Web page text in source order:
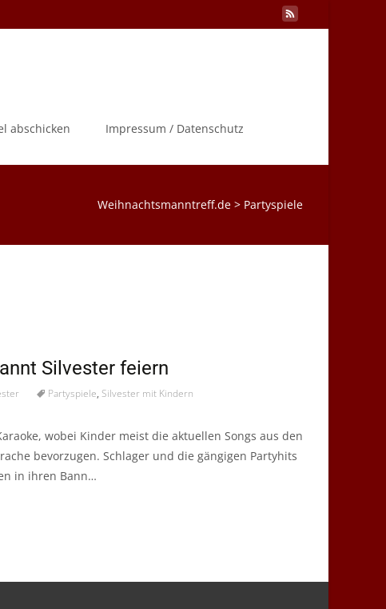
abschicken Impressum / Datenschutz
Weihnachtsmanntreff.de > Partyspiele
Silvester feiern
Partyspiele, Silvester mit Kindern
wobei Kinder meist die aktuellen Songs aus den
bevorzugen. Schlager und die gängigen Partyhits
in ihren Bann…